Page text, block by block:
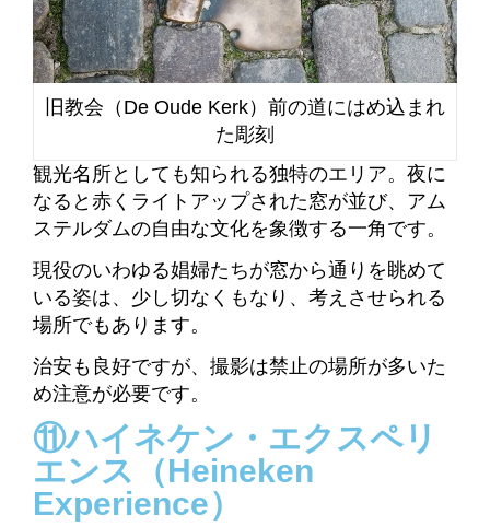
旧教会（De Oude Kerk）前の道にはめ込まれ
た彫刻
観光名所としても知られる独特のエリア。夜に
なると赤くライトアップされた窓が並び、アム
ステルダムの自由な文化を象徴する一角です。
現役のいわゆる娼婦たちが窓から通りを眺めて
いる姿は、少し切なくもなり、考えさせられる
場所でもあります。
治安も良好ですが、撮影は禁止の場所が多いた
め注意が必要です。
⑪ハイネケン・エクスペリ
エンス（Heineken
Experience）